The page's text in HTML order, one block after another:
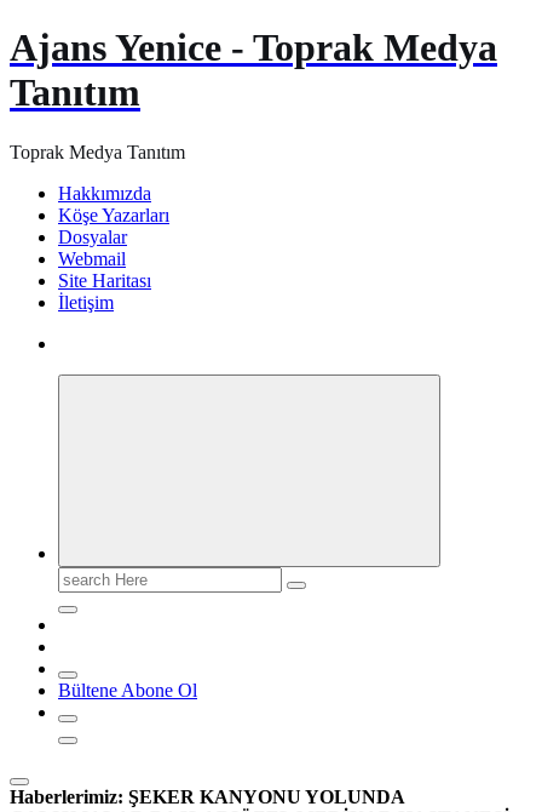
Ajans Yenice - Toprak Medya
Tanıtım
Toprak Medya Tanıtım
Hakkımızda
Köşe Yazarları
Dosyalar
Webmail
Site Haritası
İletişim
Search
for:
Bültene Abone Ol
Haberlerimiz: ŞEKER KANYONU YOLUNDA